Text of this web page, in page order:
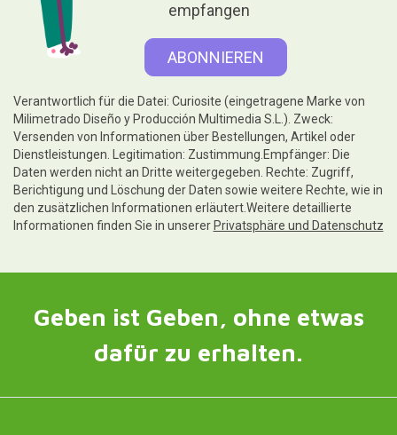
empfangen
Verantwortlich für die Datei: Curiosite (eingetragene Marke von
Milimetrado Diseño y Producción Multimedia S.L.). Zweck:
Versenden von Informationen über Bestellungen, Artikel oder
Dienstleistungen. Legitimation: Zustimmung.Empfänger: Die
Daten werden nicht an Dritte weitergegeben. Rechte: Zugriff,
Berichtigung und Löschung der Daten sowie weitere Rechte, wie in
den zusätzlichen Informationen erläutert.Weitere detaillierte
Informationen finden Sie in unserer Privatsphäre und Datenschutz
Geben ist Geben, ohne etwas
dafür zu erhalten.